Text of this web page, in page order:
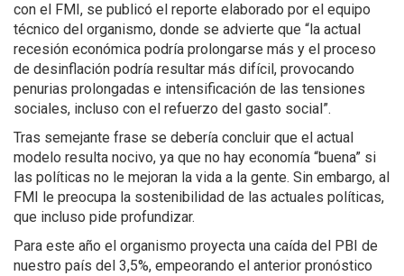
con el FMI, se publicó el reporte elaborado por el equipo
técnico del organismo, donde se advierte que “la actual
recesión económica podría prolongarse más y el proceso
de desinflación podría resultar más difícil, provocando
penurias prolongadas e intensificación de las tensiones
sociales, incluso con el refuerzo del gasto social”.
Tras semejante frase se debería concluir que el actual
modelo resulta nocivo, ya que no hay economía “buena” si
las políticas no le mejoran la vida a la gente. Sin embargo, al
FMI le preocupa la sostenibilidad de las actuales políticas,
que incluso pide profundizar.
Para este año el organismo proyecta una caída del PBI de
nuestro país del 3,5%, empeorando el anterior pronóstico